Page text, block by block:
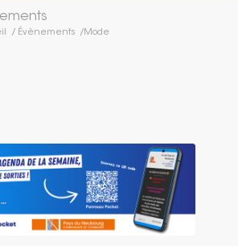
/ Évènements /Mode